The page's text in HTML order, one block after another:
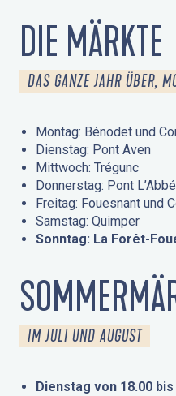
DIE MÄRKTE
DAS GANZE JAHR ÜBER,
Montag: Bénodet und
Dienstag: Pont Aven
Mittwoch: Trégunc
Donnerstag: Pont L’Abbé
Freitag: Fouesnant und
Samstag: Quimper
Sonntag: La Forêt-
IM JULI UND AUGUST
Dienstag von 18.00